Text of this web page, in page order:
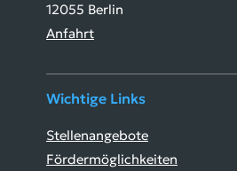
12055 Berlin
Anfahrt
Wichtige Links
Stellenangebote
Fördermöglichkeiten